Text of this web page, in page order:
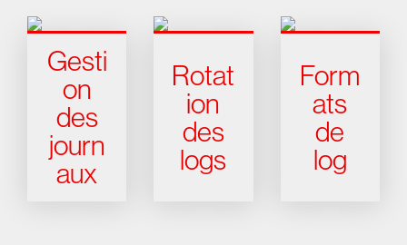
Gesti
on
des
journ
aux
Rotat
ion
des
logs
Form
ats
de
log